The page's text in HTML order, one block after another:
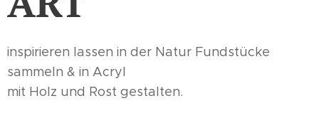
inspirieren lassen in der Natur Fundstücke
sammeln & in Acryl
mit Holz und Rost gestalten.